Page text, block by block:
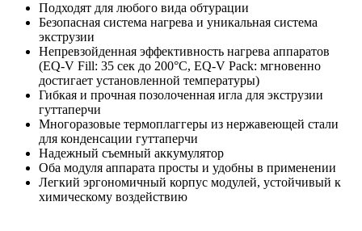
Подходят для любого вида обтурации
Безопасная система нагрева и уникальная система
экструзии
Непревзойденная эффективность нагрева аппаратов
(EQ-V Fill: 35 сек до 200°С, EQ-V Pack: мгновенно
достигает установленной температуры)
Гибкая и прочная позолоченная игла для экструзии
гуттаперчи
Многоразовые термоплаггеры из нержавеющей стали
для конденсации гуттаперчи
Надежный съемный аккумулятор
Оба модуля аппарата просты и удобны в применении
Легкий эргономичный корпус модулей, устойчивый к
химическому воздействию